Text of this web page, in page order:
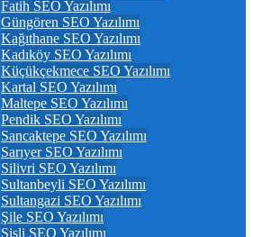
Fatih SEO Yazılımı
Güngören SEO Yazılımı
Kağıthane SEO Yazılımı
Kadıköy SEO Yazılımı
Küçükçekmece SEO Yazılımı
Kartal SEO Yazılımı
Maltepe SEO Yazılımı
Pendik SEO Yazılımı
Sancaktepe SEO Yazılımı
Sarıyer SEO Yazılımı
Silivri SEO Yazılımı
Sultanbeyli SEO Yazılımı
Sultangazi SEO Yazılımı
Şile SEO Yazılımı
Şişli SEO Yazılımı